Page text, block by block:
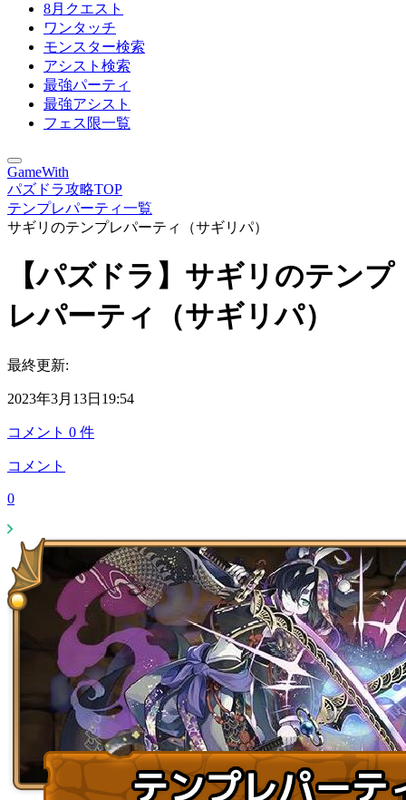
8月クエスト
ワンタッチ
モンスター検索
アシスト検索
最強パーティ
最強アシスト
フェス限一覧
GameWith
パズドラ攻略TOP
テンプレパーティ一覧
サギリのテンプレパーティ（サギリパ）
【パズドラ】サギリのテンプ
レパーティ（サギリパ）
最終更新:
2023年3月13日19:54
コメント 0 件
コメント
0